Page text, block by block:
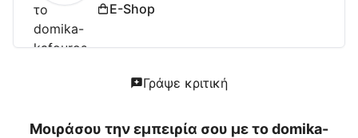
E-Shop
Γράψε κριτική
Μοιράσου την εμπειρία σου με τοdomika-